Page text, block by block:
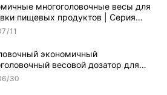
многоголовочные весы для
пищевых продуктов | Серия
II11
экономичный
весовой дозатор для
и точного взвешивания
30